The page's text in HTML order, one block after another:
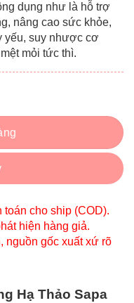
dụng như là hỗ trợ
nâng cao sức khỏe,
yếu, suy nhược cơ
mỏi tức thì.
cho ship (COD).
hiện hàng giả.
nguồn gốc xuất xứ rõ
Hạ Thảo Sapa